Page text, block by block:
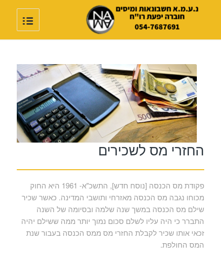
החזרי מס לשכירים
פקודת מס הכנסה [נוסח חדש], התשכ"א- 1961 היא החוק
מכוחו נגבה מס הכנסה מאזרחי ותושבי המדינה. כאשר שכיר
שילם מס הכנסה במשך שנה שלמה ובסיומה של השנה
התברר כי היה עליו לשלם סכום נמוך יותר ממה ששילם יהיה
זכאי אותו שכיר לקבלת החזרי מס ממס הכנסה בעבור שנת
המס החולפת.